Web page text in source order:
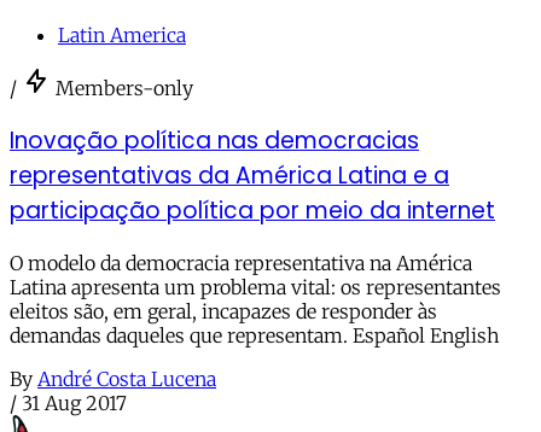
Latin America
/ Members-only
Inovação política nas democracias
representativas da América Latina e a
participação política por meio da internet
O modelo da democracia representativa na América
Latina apresenta um problema vital: os representantes
eleitos são, em geral, incapazes de responder às
demandas daqueles que representam. Español English
By André Costa Lucena
/ 31 Aug 2017